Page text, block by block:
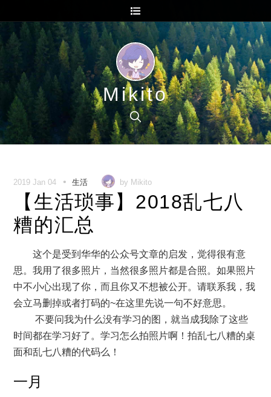
Mikito
2019 Jan 04 • 生活 by Mikito
【生活琐事】2018乱七八
糟的汇总
这个是受到华华的公众号文章的启发，觉得很有意
思。我用了很多照片，当然很多照片都是合照。如果照片
中不小心出现了你，而且你又不想被公开。请联系我，我
会立马删掉或者打码的~在这里先说一句不好意思。
不要问我为什么没有学习的图，就当成我除了这些
时间都在学习好了。学习怎么拍照片啊！拍乱七八糟的桌
面和乱七八糟的代码么！
一月